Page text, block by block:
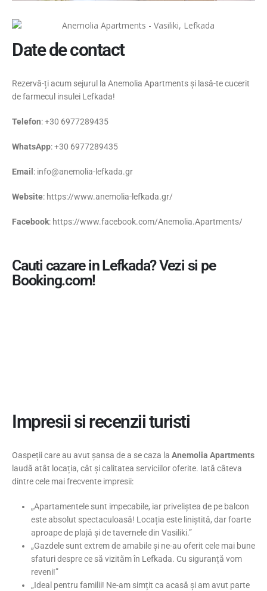
Date de contact
Rezervă-ți acum sejurul la Anemolia Apartments și lasă-te cucerit
de farmecul insulei Lefkada!
Telefon: +30 6977289435
WhatsApp: +30 6977289435
Email : info@anemolia-lefkada.gr
Website: https://www.anemolia-lefkada.gr/
Facebook: https://www.facebook.com/Anemolia.Apartments/
Cauti cazare in Lefkada? Vezi si pe
Booking.com!
Impresii si recenzii turisti
Oaspeții care au avut șansa de a se caza la Anemolia Apartments
laudă atât locația, cât și calitatea serviciilor oferite. Iată câteva
dintre cele mai frecvente impresii:
„Apartamentele sunt impecabile, iar priveliștea de pe balcon
este absolut spectaculoasă! Locația este liniștită, dar foarte
aproape de plajă și de tavernele din Vasiliki.”
„Gazdele sunt extrem de amabile și ne-au oferit cele mai bune
sfaturi despre ce să vizităm în Lefkada. Cu siguranță vom
reveni!”
„Ideal pentru familii! Ne-am simțit ca acasă și am avut parte